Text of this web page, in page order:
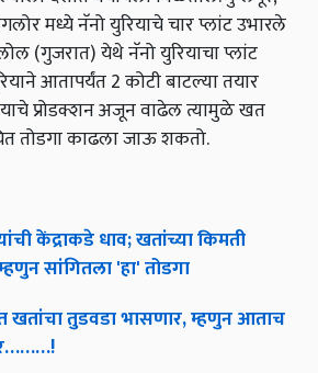
मध्ये नॅनो युरियाचे चार प्लांट उभारले
(गुजरात) येथे नॅनो युरियाचा प्लांट
आतापर्यंत 2 कोटी बाटल्या तयार
प्रोडक्शन अजून वाढेल त्यामुळे खत
तोडगा काढला जाऊ शकतो.
केंद्राकडे धाव; खतांच्या किमती
सांगितला 'हा' तोडगा
खतांचा तुडवडा भासणार, म्हणुन आताच